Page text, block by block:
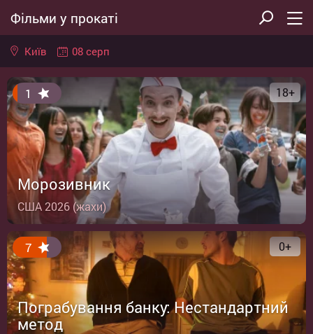
Фільми у прокаті
Київ 08 серп
1
Морозивник
США 2026 (жахи)
18+
7
Пограбування банку: Нестандартний
метод
0+